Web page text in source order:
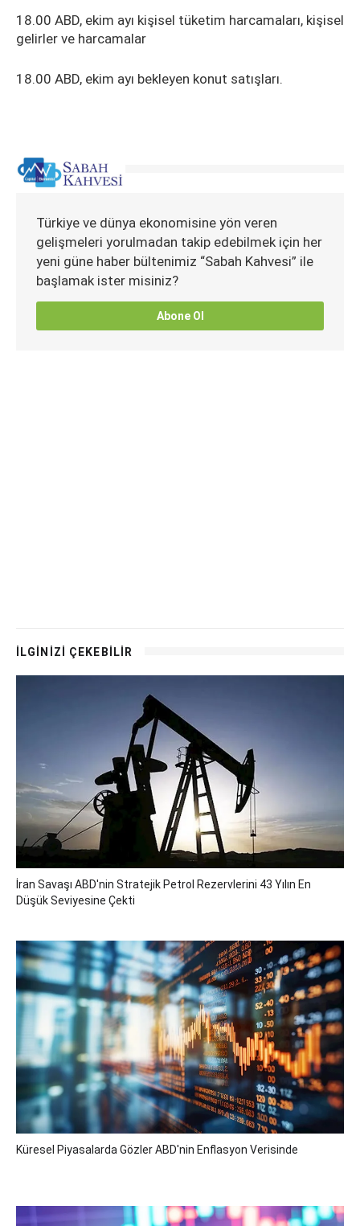
18.00 ABD, ekim ayı kişisel tüketim harcamaları, kişisel
gelirler ve harcamalar
18.00 ABD, ekim ayı bekleyen konut satışları.
Türkiye ve dünya ekonomisine yön veren
gelişmeleri yorulmadan takip edebilmek için her
yeni güne haber bültenimiz “Sabah Kahvesi” ile
başlamak ister misiniz?
Abone Ol
İLGİNİZİ ÇEKEBİLİR
İran Savaşı ABD'nin Stratejik Petrol Rezervlerini 43 Yılın En
Düşük Seviyesine Çekti
Küresel Piyasalarda Gözler ABD'nin Enflasyon Verisinde